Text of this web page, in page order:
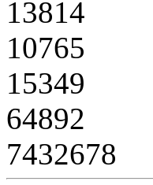
13814
10765
15349
64892
7432678